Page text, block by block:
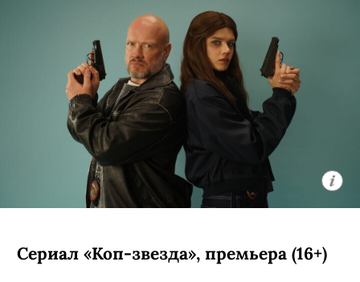
Сериал «Коп-звезда», премьера (16+)